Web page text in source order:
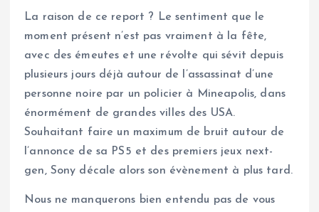
La raison de ce report ? Le sentiment que le
moment présent n’est pas vraiment à la fête,
avec des émeutes et une révolte qui sévit depuis
plusieurs jours déjà autour de l’assassinat d’une
personne noire par un policier à Mineapolis, dans
énormément de grandes villes des USA.
Souhaitant faire un maximum de bruit autour de
l’annonce de sa PS5 et des premiers jeux next-
gen, Sony décale alors son évènement à plus tard.
Nous ne manquerons bien entendu pas de vous